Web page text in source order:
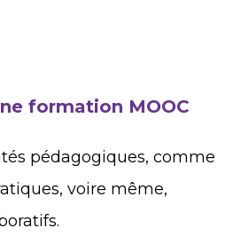
formation MOOC
pédagogiques, comme
voire même,